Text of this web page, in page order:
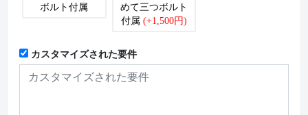
ボルト付属
めて三つボルト
付属 (+1,500円)
カスタマイズされた要件